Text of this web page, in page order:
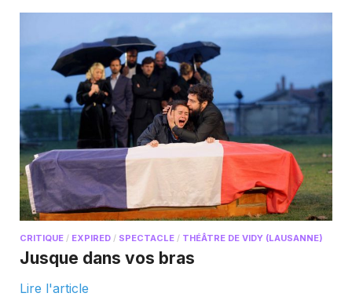
CRITIQUE / EXPIRED / SPECTACLE / THÉÂTRE DE VIDY (LAUSANNE)
Jusque dans vos bras
Lire l'article